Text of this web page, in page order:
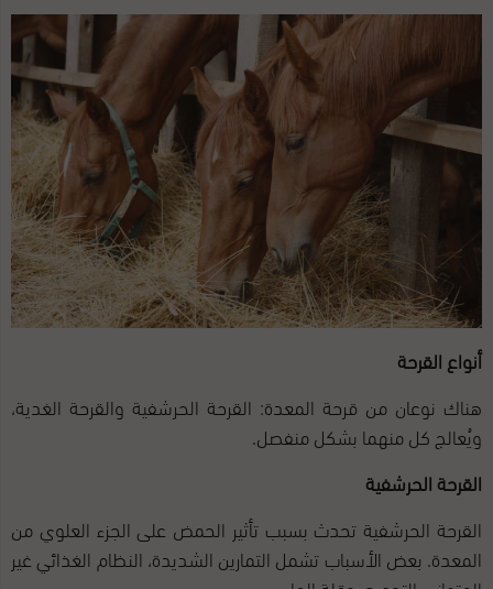
أنواع القرحة
هناك نوعان من قرحة المعدة: القرحة الحرشفية والقرحة الغدية،
ويُعالج كل منهما بشكل منفصل.
القرحة الحرشفية
القرحة الحرشفية تحدث بسبب تأثير الحمض على الجزء العلوي من
المعدة. بعض الأسباب تشمل التمارين الشديدة، النظام الغذائي غير